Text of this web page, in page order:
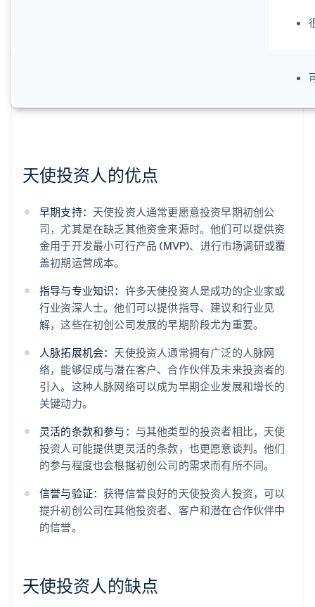
天使投资人的优点
早期支持： 天使投资人通常更愿意投资早期初创公
司，尤其是在缺乏其他资金来源时。他们可以提供资
金用于开发最小可行产品 (MVP)、进行市场调研或覆
盖初期运营成本。
指导与专业知识： 许多天使投资人是成功的企业家或
行业资深人士。他们可以提供指导、建议和行业见
解，这些在初创公司发展的早期阶段尤为重要。
人脉拓展机会： 天使投资人通常拥有广泛的人脉网
络，能够促成与潜在客户、合作伙伴及未来投资者的
引入。这种人脉网络可以成为早期企业发展和增长的
关键动力。
灵活的条款和参与： 与其他类型的投资者相比，天使
投资人可能提供更灵活的条款，也更愿意谈判。他们
的参与程度也会根据初创公司的需求而有所不同。
信誉与验证：获得信誉良好的天使投资人投资，可以
提升初创公司在其他投资者、客户和潜在合作伙伴中
的信誉。
天使投资人的缺点